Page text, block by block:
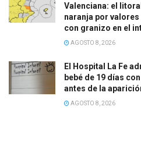
Valenciana: el
naranja por valores
con granizo en el
AGOSTO 8, 2026
El Hospital La Fe
bebé de 19 días
antes de la
AGOSTO 8, 2026